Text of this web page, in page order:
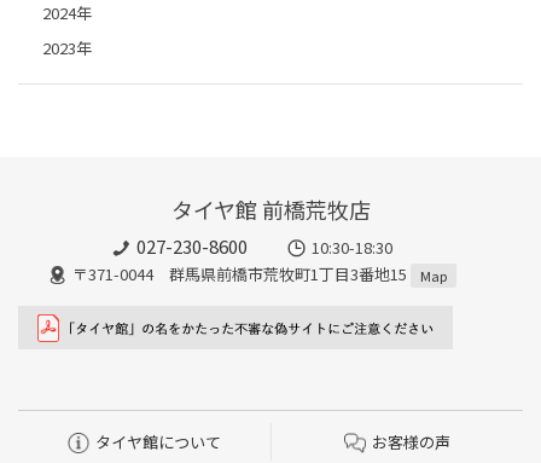
2024年
2023年
タイヤ館 前橋荒牧店
027-230-8600
10:30-18:30
〒371-0044 群馬県前橋市荒牧町1丁目3番地15
Map
タイヤ館について お客様の声